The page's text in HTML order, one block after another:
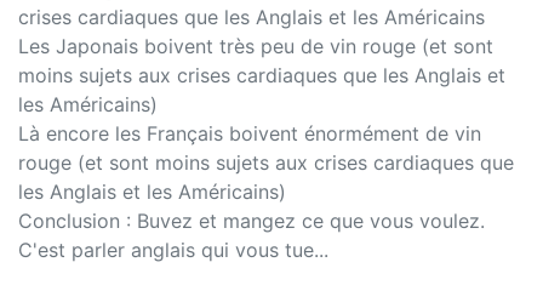
crises cardiaques que les Anglais et les Américains
Les Japonais boivent très peu de vin rouge (et sont
moins sujets aux crises cardiaques que les Anglais et
les Américains)
Là encore les Français boivent énormément de vin
rouge (et sont moins sujets aux crises cardiaques que
les Anglais et les Américains)
Conclusion : Buvez et mangez ce que vous voulez.
C'est parler anglais qui vous tue...